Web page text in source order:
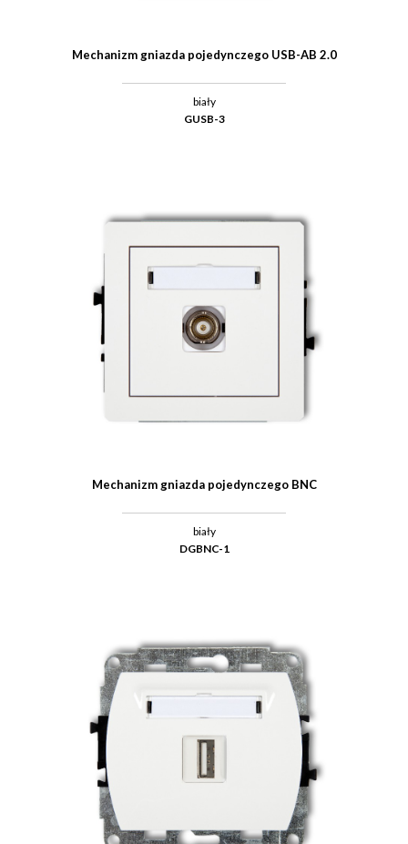
Mechanizm gniazda pojedynczego USB-AB 2.0
biały
GUSB-3
Mechanizm gniazda pojedynczego BNC
biały
DGBNC-1